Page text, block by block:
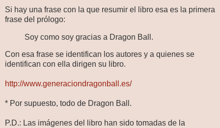
Si hay una frase con la que resumir el libro esa es la primera
frase del prólogo:
Soy como soy gracias a Dragon Ball.
Con esa frase se identifican los autores y a quienes se
identifican con ella dirigen su libro.
http://www.generaciondragonball.es/
* Por supuesto, todo de Dragon Ball.
P.D.: Las imágenes del libro han sido tomadas de la